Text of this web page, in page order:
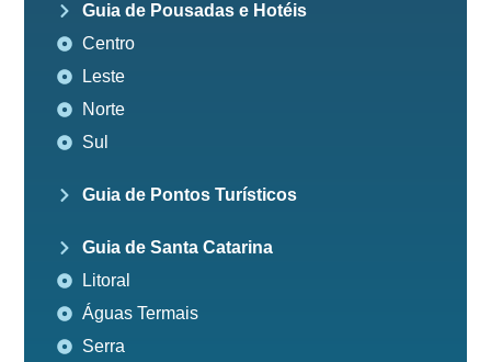
Guia de Pousadas e Hotéis
Centro
Leste
Norte
Sul
Guia de Pontos Turísticos
Guia de Santa Catarina
Litoral
Águas Termais
Serra